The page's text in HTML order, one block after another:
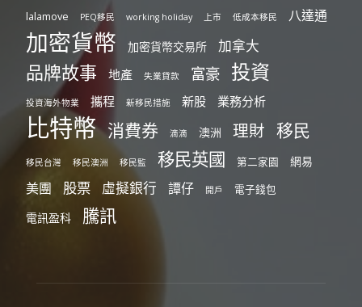
lalamove PEQ移民 working holiday 上市 低成本移民 八達通
加密貨幣 加密貨幣交易所 加拿大
品牌故事 地產 失業貸款 富豪 投資
投資海外物業 攜程 新移民措施 新股 業務分析
比特幣 消費券 滴滴 澳洲 理財 移民
移民台灣 移民澳洲 移民監 移民英國 第二家園 網易
美團 股票 虛擬銀行 譚仔 開戶 電子錢包
電訊盈科 騰訊